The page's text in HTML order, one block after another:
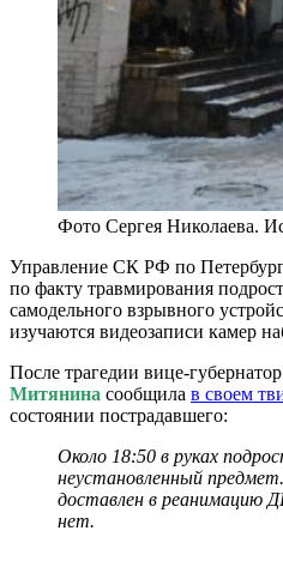
Фото Сергея Николаева.
Управление СК РФ по
по факту травмирования
самодельного взрывного
изучаются видеозаписи камер
После трагедии вице-
Митянина сообщила в своем
состоянии пострадавшего:
Около 18:50 в руках
неустановленный
доставлен в реанимацию
нет.